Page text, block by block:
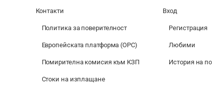
Контакти
Политика за поверителност
Европейската платформа (ОРС)
Помирителна комисия към КЗП
Стоки на изплащане
Вход
Регистрация
Любими
История на